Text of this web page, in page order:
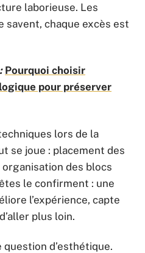
laborieuse. Les
savent, chaque excès est
Pourquoi choisir
pour préserver
lors de la
se joue : placement des
des blocs
le confirment : une
l’expérience, capte
plus loin.
question d’esthétique.